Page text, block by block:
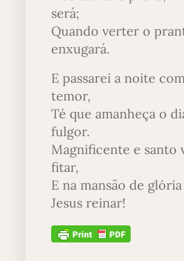
será;
Quando verter o
enxugará.
E passarei a noite
temor,
Té que amanheça o
fulgor.
Magnificente e santo
fitar,
E na mansão de
Jesus reinar!